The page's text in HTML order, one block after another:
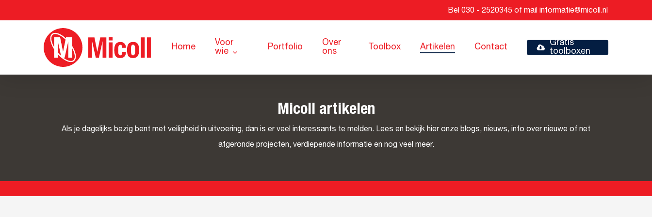
to
Bel 030 - 2520345 of mail informatie@micoll.nl
Home
Voor
wie
Portfolio
Over
ons
Toolbox Artikelen Contact
Gratis
toolboxen
Micoll artikelen
Als je dagelijks bezig bent met veiligheid in uitvoering, dan is er veel interessants te melden. Lees en bekijk hier onze blogs, nieuws, info over nieuwe of net
afgeronde projecten, verdiepende informatie en nog veel meer.